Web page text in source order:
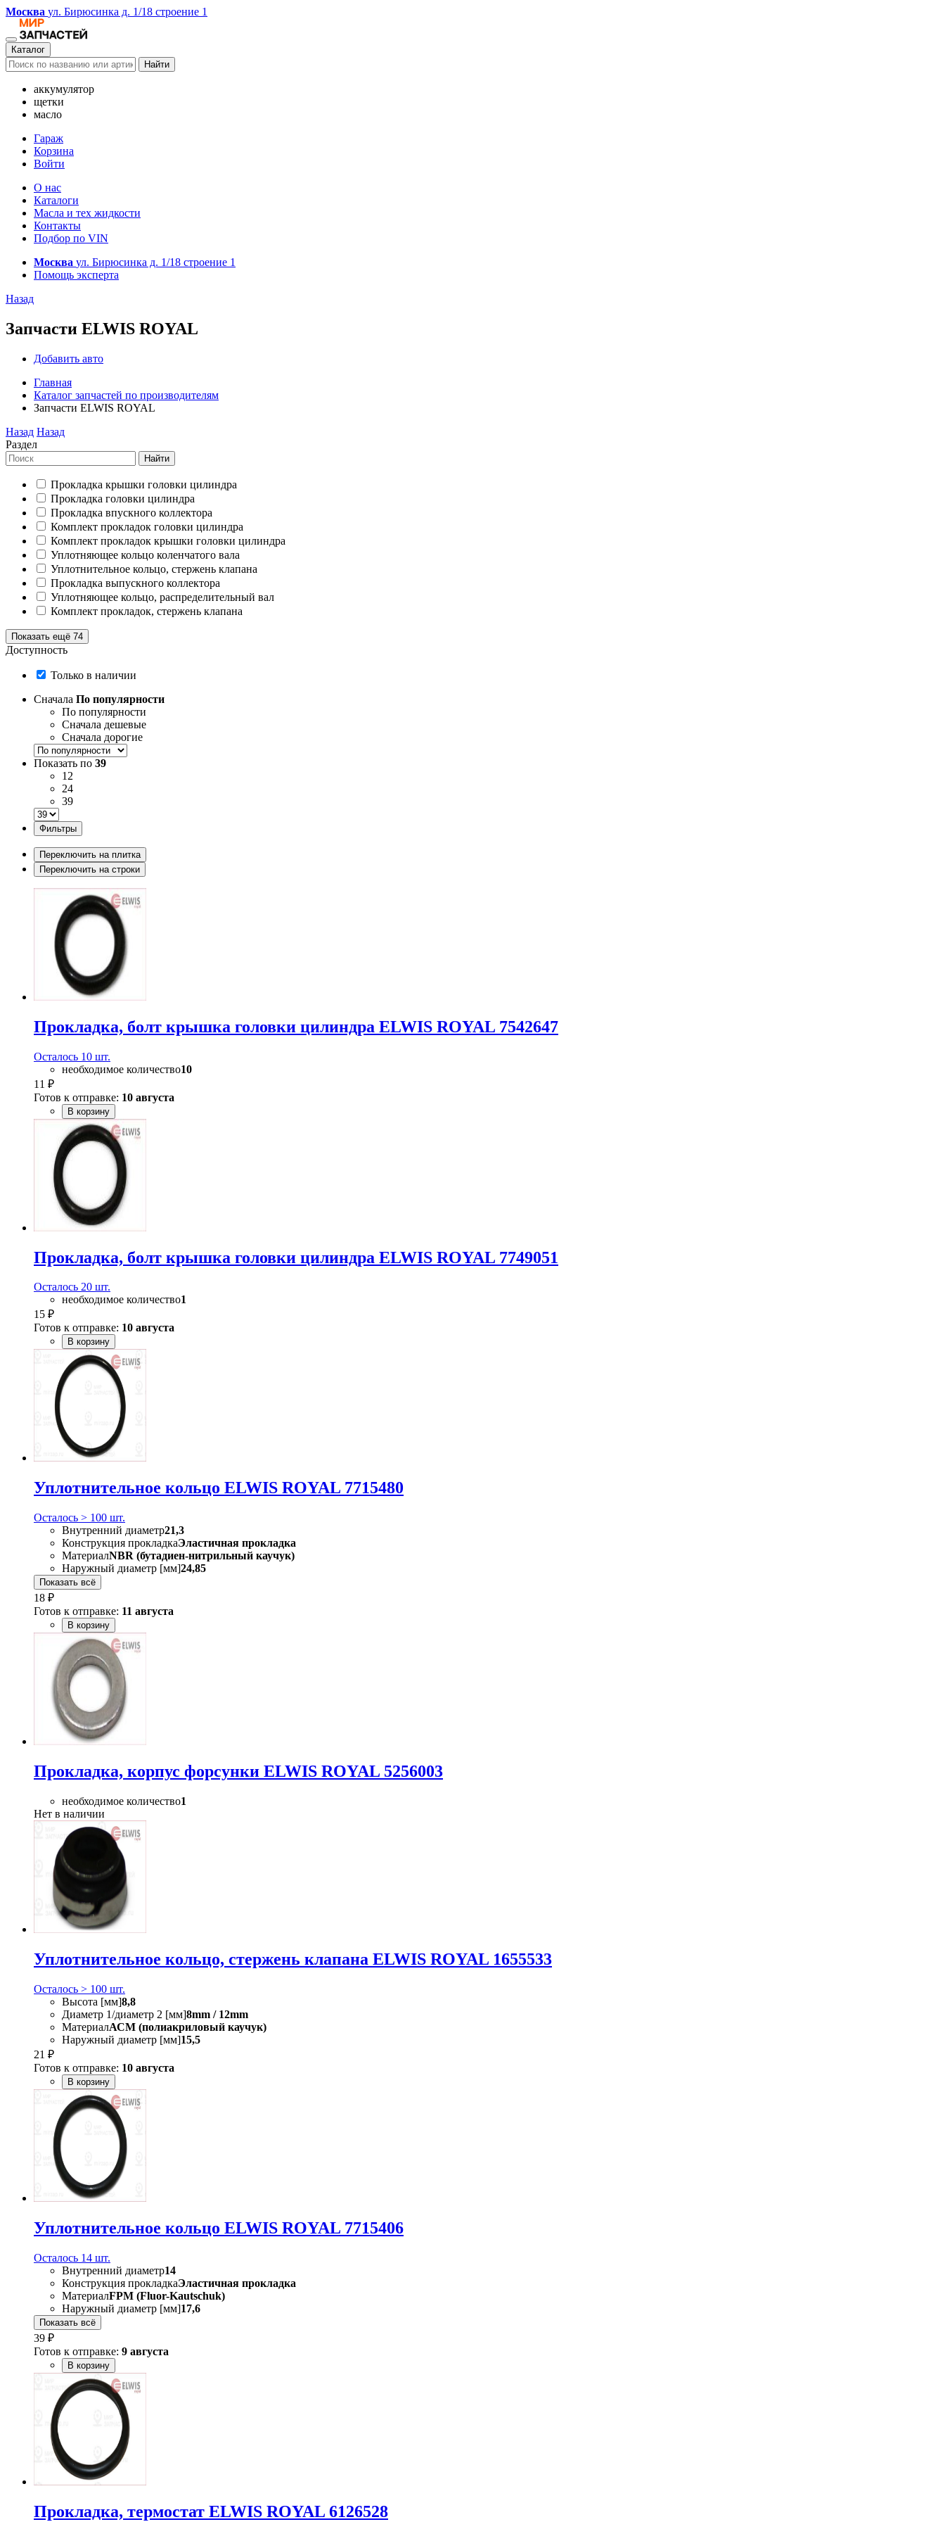
Москва ул. Бирюсинка д. 1/18 строение 1
Каталог
Найти
аккумулятор
щетки
масло
Гараж
Корзина
Войти
О нас
Каталоги
Масла и тех жидкости
Контакты
Подбор по VIN
Москва ул. Бирюсинка д. 1/18 строение 1
Помощь эксперта
Назад
Запчасти ELWIS ROYAL
Добавить авто
Главная
Каталог запчастей по производителям
Запчасти ELWIS ROYAL
Назад Назад
Раздел
Найти
Прокладка крышки головки цилиндра
Прокладка головки цилиндра
Прокладка впускного коллектора
Комплект прокладок головки цилиндра
Комплект прокладок крышки головки цилиндра
Уплотняющее кольцо коленчатого вала
Уплотнительное кольцо, стержень клапана
Прокладка выпускного коллектора
Уплотняющее кольцо, распределительный вал
Комплект прокладок, стержень клапана
Показать ещё 74
Доступность
Только в наличии
Сначала По популярности
По популярности
Сначала дешевые
Сначала дорогие
Показать по 39
12
24
39
Фильтры
Переключить на плитка
Переключить на строки
Прокладка, болт крышка головки цилиндра ELWIS ROYAL 7542647
Осталось 10 шт.
необходимое количество10
11 ₽
Готов к отправке: 10 августа
В корзину
Прокладка, болт крышка головки цилиндра ELWIS ROYAL 7749051
Осталось 20 шт.
необходимое количество1
15 ₽
Готов к отправке: 10 августа
В корзину
Уплотнительное кольцо ELWIS ROYAL 7715480
Осталось > 100 шт.
Внутренний диаметр21,3
Конструкция прокладкаЭластичная прокладка
МатериалNBR (бутадиен-нитрильный каучук)
Наружный диаметр [мм]24,85
Показать всё
18 ₽
Готов к отправке: 11 августа
В корзину
Прокладка, корпус форсунки ELWIS ROYAL 5256003
необходимое количество1
Нет в наличии
Уплотнительное кольцо, стержень клапана ELWIS ROYAL 1655533
Осталось > 100 шт.
Высота [мм]8,8
Диаметр 1/диаметр 2 [мм]8mm / 12mm
МатериалАСМ (полиакриловый каучук)
Наружный диаметр [мм]15,5
21 ₽
Готов к отправке: 10 августа
В корзину
Уплотнительное кольцо ELWIS ROYAL 7715406
Осталось 14 шт.
Внутренний диаметр14
Конструкция прокладкаЭластичная прокладка
МатериалFPM (Fluor-Kautschuk)
Наружный диаметр [мм]17,6
Показать всё
39 ₽
Готов к отправке: 9 августа
В корзину
Прокладка, термостат ELWIS ROYAL 6126528